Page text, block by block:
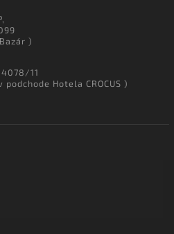
)
4078/11
Hotela CROCUS )